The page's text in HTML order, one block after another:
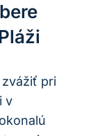
pri
v